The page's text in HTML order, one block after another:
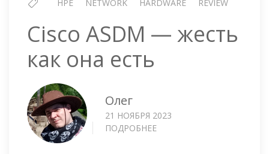
HPE NETWORK HARDWARE REVIEW
Cisco ASDM — жесть
как она есть
Олег
21 НОЯБРЯ 2023
ПОДРОБНЕЕ